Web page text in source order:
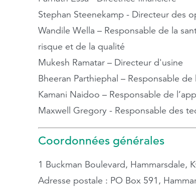
Stephan Steenekamp - Directeur des
Wandile Wella – Responsable de la
risque et de la qualité
Mukesh Ramatar – Directeur d'usine
Bheeran Parthiephal – Responsable
Kamani Naidoo – Responsable de
Maxwell Gregory - Responsable des
Coordonnées générales
1 Buckman Boulevard, Hammarsdale,
Adresse postale : PO Box 591,